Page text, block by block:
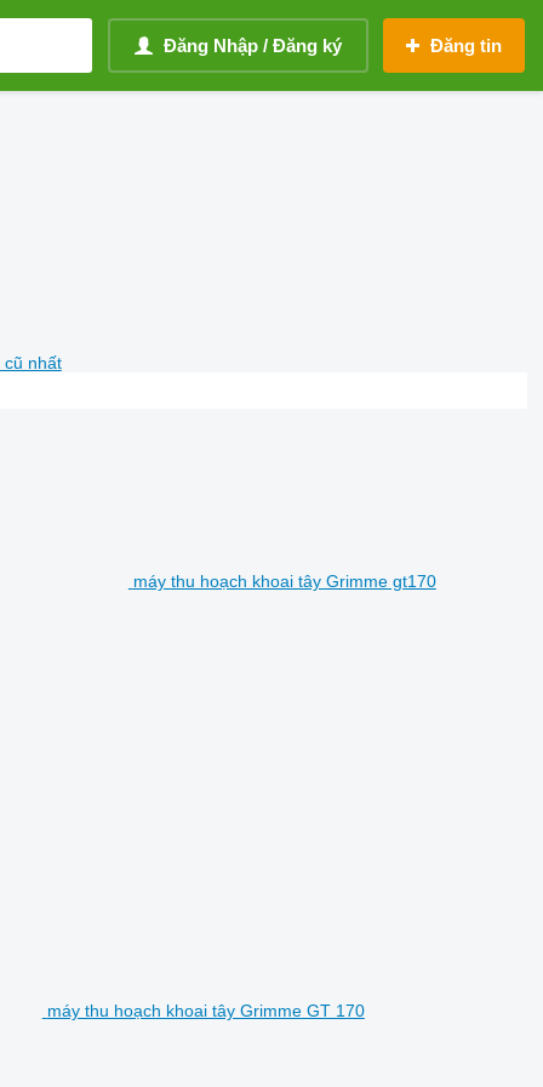
Đăng Nhập / Đăng ký Đăng tin
cũ nhất
máy thu hoạch khoai tây Grimme gt170
máy thu hoạch khoai tây Grimme GT 170